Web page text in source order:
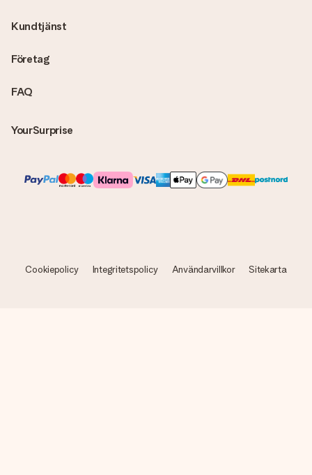
FAQ
YourSurprise
Kundtjänst
Företag
Cookiepolicy Integritetspolicy Användarvillkor Sitekarta